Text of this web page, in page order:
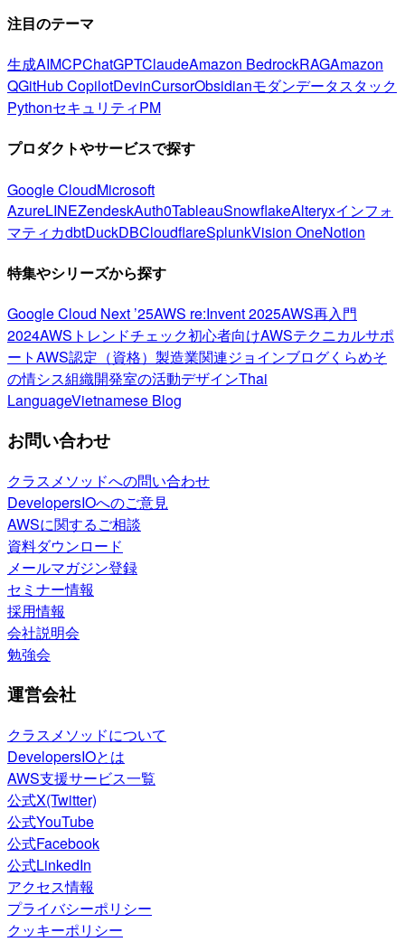
注目のテーマ
生成AIMCPChatGPTClaudeAmazon BedrockRAGAmazon
QGitHub CopilotDevinCursorObsidianモダンデータスタック
PythonセキュリティPM
プロダクトやサービスで探す
Google CloudMicrosoft
AzureLINEZendeskAuth0TableauSnowflakeAlteryxインフォ
マティカdbtDuckDBCloudflareSplunkVision OneNotion
特集やシリーズから探す
Google Cloud Next ’25AWS re:Invent 2025AWS再入門
2024AWSトレンドチェック初心者向けAWSテクニカルサポ
ートAWS認定（資格） 製造業関連ジョインブログくらめそ
の情シス組織開発室の活動デザインThai
LanguageVietnamese Blog
お問い合わせ
クラスメソッドへの問い合わせ
DevelopersIOへのご意見
AWSに関するご相談
資料ダウンロード
メールマガジン登録
セミナー情報
採用情報
会社説明会
勉強会
運営会社
クラスメソッドについて
DevelopersIOとは
AWS支援サービス一覧
公式X(Twitter)
公式YouTube
公式Facebook
公式LinkedIn
アクセス情報
プライバシーポリシー
クッキーポリシー